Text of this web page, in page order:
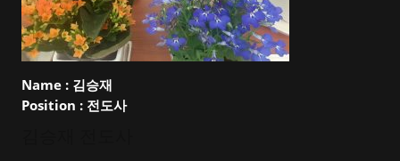
Name : 김승재
Position : 전도사